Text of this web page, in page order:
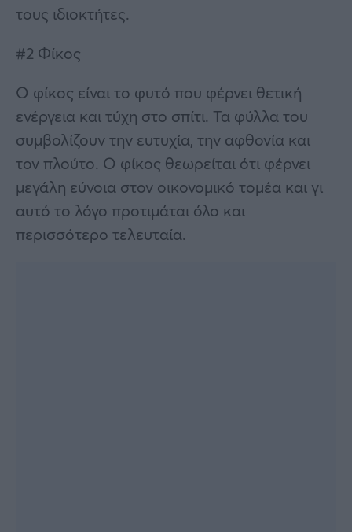
τους ιδιοκτήτες.
#2 Φίκος
Ο φίκος είναι το φυτό που φέρνει θετική
ενέργεια και τύχη στο σπίτι. Τα φύλλα του
συμβολίζουν την ευτυχία, την αφθονία και
τον πλούτο. Ο φίκος θεωρείται ότι φέρνει
μεγάλη εύνοια στον οικονομικό τομέα και γι
αυτό το λόγο προτιμάται όλο και
περισσότερο τελευταία.